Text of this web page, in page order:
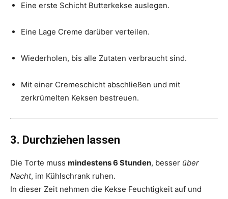
Eine erste Schicht Butterkekse auslegen.
Eine Lage Creme darüber verteilen.
Wiederholen, bis alle Zutaten verbraucht sind.
Mit einer Cremeschicht abschließen und mit
zerkrümelten Keksen bestreuen.
3. Durchziehen lassen
Die Torte muss mindestens 6 Stunden, besser über
Nacht, im Kühlschrank ruhen.
In dieser Zeit nehmen die Kekse Feuchtigkeit auf und